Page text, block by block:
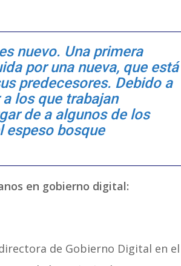
nuevo. Una primera
por una nueva, que está
predecesores. Debido a
los que trabajan
de a algunos de los
espeso bosque
en gobierno digital:
de Gobierno Digital en el